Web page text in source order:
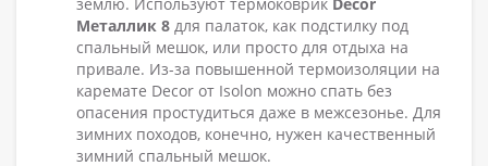
Металлик 8 для палаток, как подстилку под
спальный мешок, или просто для отдыха на
привале. Из-за повышенной термоизоляции на
каремате Decor от Isolon можно спать без
опасения простудиться даже в межсезонье. Для
зимних походов, конечно, нужен качественный
зимний спальный мешок.